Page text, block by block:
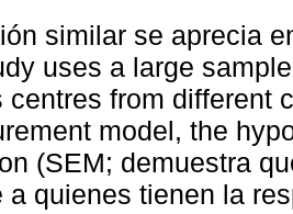
similar se aprecia
uses a large
centres from different
model, the
(SEM; demuestra
a quienes tienen la